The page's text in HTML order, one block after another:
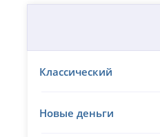
Классический
Новые деньги